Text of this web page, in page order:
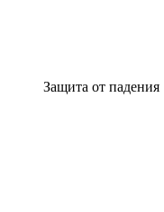
Защита от падения